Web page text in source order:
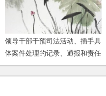
领导干部干预司法活动、插手具
体案件处理的记录、通报和责任
追究规定